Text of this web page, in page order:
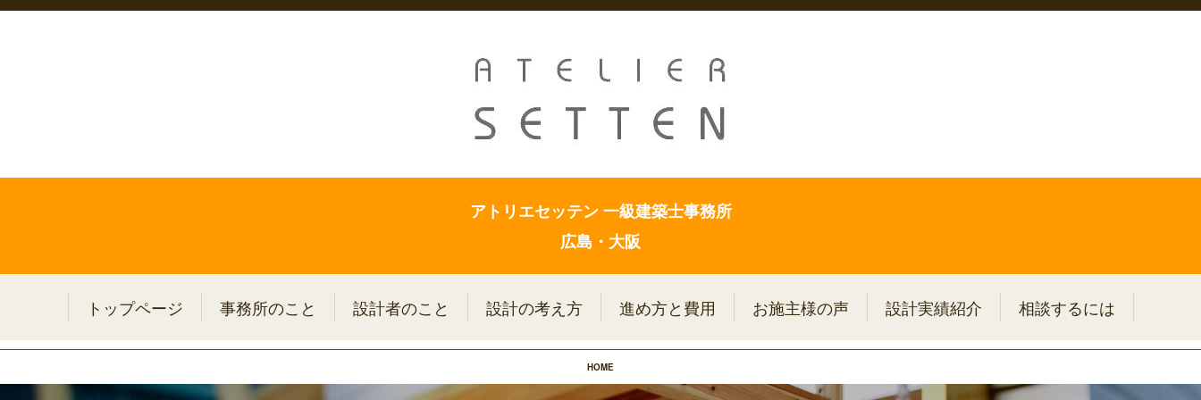
アトリエセッテン 一級建築士事務所
広島・大阪
トップページ 事務所のこと 設計者のこと 設計の考え方 進め方と費用 お施主様の声 設計実績紹介 相談するには
HOME